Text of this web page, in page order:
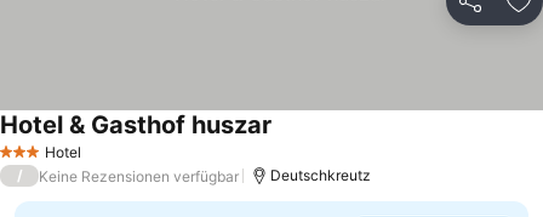
Teilen
3 SterneHotel
Hotel & Gasthof huszar
/ Keine Rezensionen verfügbar Deutschkreutz